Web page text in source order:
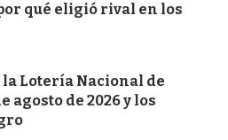
qué eligió rival en los
Lotería Nacional de
agosto de 2026 y los